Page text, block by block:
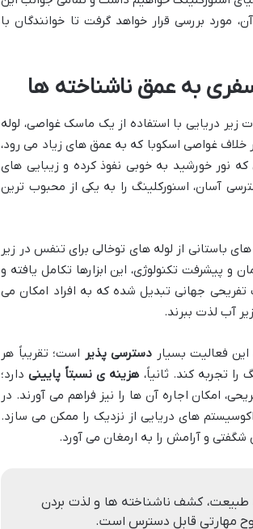
مورد بررسی قرار خواهد گرفت تا خوانندگان با
به عمق ناشناخته ها
دریایی با استفاده از یک ماسک غواصی، لوله
غواصی اسکوبا که به عمق های زیاد می رود،
نور خورشید به خوبی نفوذ کرده و زیبایی های
آسان، اسنورکلینگ را به یکی از محبوب ترین
باستانی از لوله های توخالی برای تنفس در زیر
پیشرفت تکنولوژی، این ابزارها تکامل یافته و
تفریحی جهانی تبدیل شده که به افراد امکان می
آب لذت ببرند.
فعالیت بسیار دسترسی پذیر است؛ تقریباً هر
تجربه کند. ثانیاً، هزینه ی نسبتاً پایینیدارد؛
امکان اجاره آن ها را نیز فراهم می آورند. در
های دریایی از نزدیک را ممکن می سازد.
و آرامش را به ارمغان می آورد.
طبیعت، کشف ناشناخته ها و لذت بردن
مهارتی قابل دسترس است.